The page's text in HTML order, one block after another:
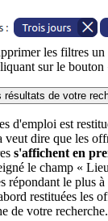
les filtres
sur le
résultats de votre
d'emploi est
veut dire que les
s'affichent en
le champ «
répondant le plus
restituées les
de votre recherche.